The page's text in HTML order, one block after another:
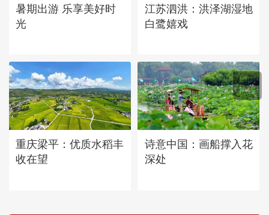
暑期出游 乐享美好时
光
江苏泗洪：洪泽湖湿地
白鹭嬉戏
重庆梁平：优质水稻丰
收在望
诗意中国：画船撑入花
深处